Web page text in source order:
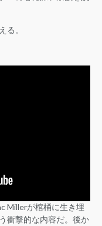
る。
Millerが棺桶に生き埋
衝撃的な内容だ。後か